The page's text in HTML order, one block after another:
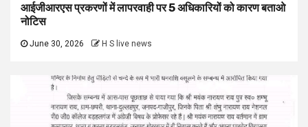
आईजीआरएस प्रकरणों में लापरवाही पर 5 अधिकारियों को कारण बताओ
नोटिस
June 30, 2026 H S live news